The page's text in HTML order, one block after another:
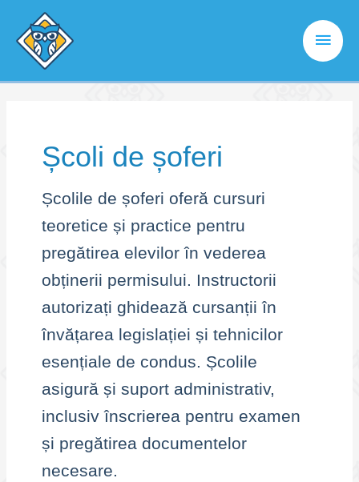
content
Main
Școli de șoferi
Școlile de șoferi oferă cursuri
teoretice și practice pentru
pregătirea elevilor în vederea
obținerii permisului. Instructorii
autorizați ghidează cursanții în
învățarea legislației și tehnicilor
esențiale de condus. Școlile
asigură și suport administrativ,
inclusiv înscrierea pentru examen
și pregătirea documentelor
necesare.